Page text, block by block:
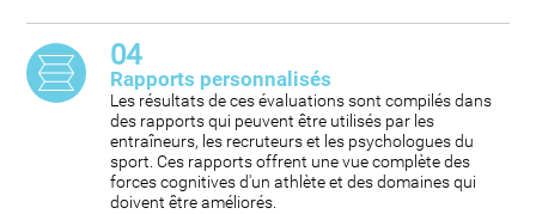
04
Rapports personnalisés
Les résultats de ces évaluations sont compilés dans
des rapports qui peuvent être utilisés par les
entraîneurs, les recruteurs et les psychologues du
sport. Ces rapports offrent une vue complète des
forces cognitives d'un athlète et des domaines qui
doivent être améliorés.